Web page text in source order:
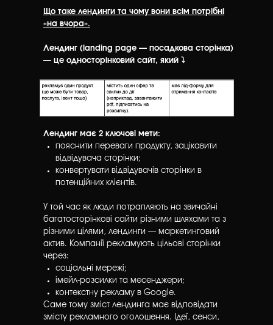
Що таке лендинги та чому вони всім потрібні
«на вчора».
Лендинг (landing page — посадкова сторінка)
— це односторінковий сайт, який ⤵️
Лендинг має 2 ключові мети:
пояснити переваги продукту, зацікавити
відвідувача сторінки;
конвертувати відвідувачів сторінки в
потенційних клієнтів.
У той час як люди потрапляють на звичайні
багатосторінкові сайти різними шляхами та з
різними цілями, лендинги — маркетинговий
актив. Компанії рекламують цільові сторінки
через:
соціальні мережі;
імейл-розсилки та месенджери;
контекстну рекламу в Google.
Саме тому зміст лендинга має відповідати
змісту рекламного оголошення. Ідеї, сенси,